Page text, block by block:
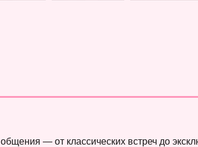
— от классических встреч до